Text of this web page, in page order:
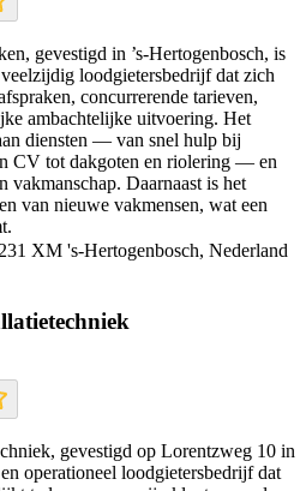
gevestigd in ’s‑Hertogenbosch, is
loodgietersbedrijf dat zich
concurrerende tarieven,
ambachtelijke uitvoering. Het
diensten — van snel hulp bij
CV tot dakgoten en riolering — en
vakmanschap. Daarnaast is het
van nieuwe vakmensen, wat een
XM 's-Hertogenbosch, Nederland
gevestigd op Lorentzweg 10 in
operationeel loodgietersbedrijf dat